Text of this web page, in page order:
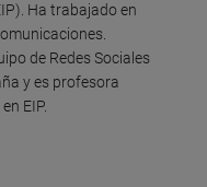
Ha trabajado en
de Redes Sociales
y es profesora
EIP.